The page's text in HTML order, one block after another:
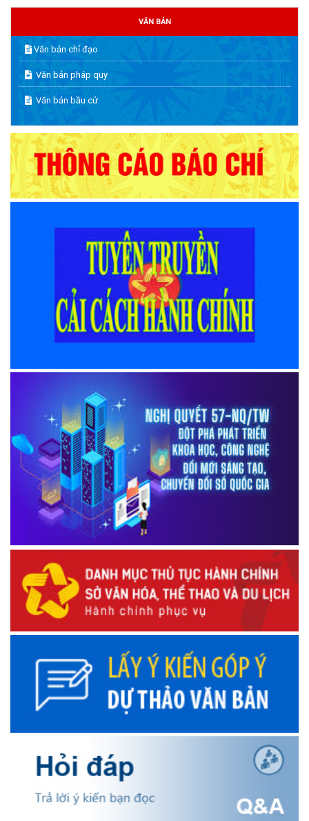
VĂN BẢN
Văn bản chỉ đạo
Văn bản pháp quy
Văn bản bầu cử